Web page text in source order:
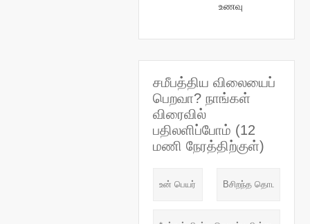
உணவு
சமீபத்திய விலையைப்
பெறவா? நாங்கள்
விரைவில்
பதிலளிப்போம் (12
மணி நேரத்திற்குள்)